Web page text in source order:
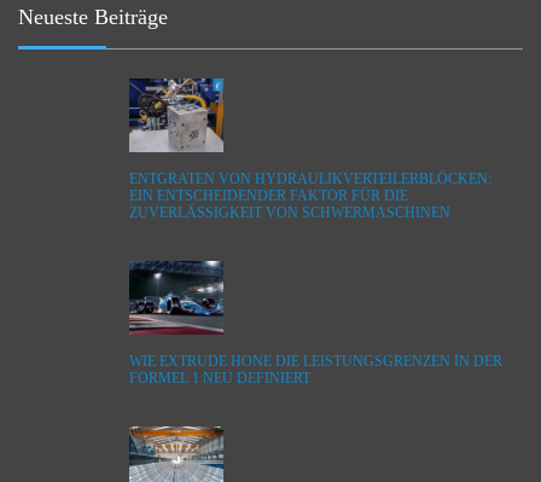
Neueste Beiträge
ENTGRATEN VON HYDRAULIKVERTEILERBLÖCKEN:
EIN ENTSCHEIDENDER FAKTOR FÜR DIE
ZUVERLÄSSIGKEIT VON SCHWERMASCHINEN
WIE EXTRUDE HONE DIE LEISTUNGSGRENZEN IN DER
FORMEL 1 NEU DEFINIERT